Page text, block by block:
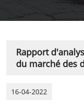
Rapport
du marché des
16-04-2022